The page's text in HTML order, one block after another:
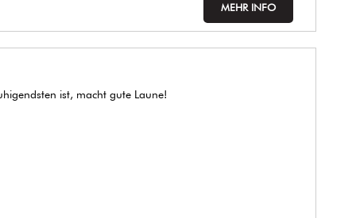
MEHR INFO
ist, macht gute Laune!